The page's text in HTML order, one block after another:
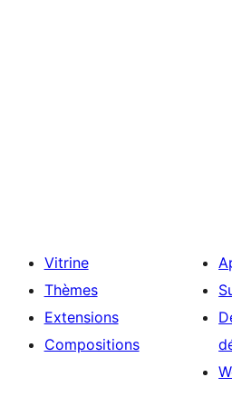
Vitrine
Thèmes
Extensions
Compositions